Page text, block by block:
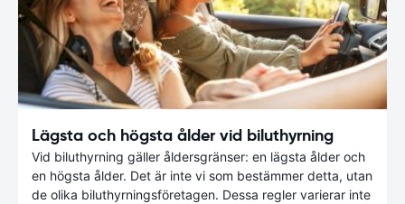
Lägsta och högsta ålder vid biluthyrning
Vid biluthyrning gäller åldersgränser: en lägsta ålder och
en högsta ålder. Det är inte vi som bestämmer detta, utan
de olika biluthyrningsföretagen. Dessa regler varierar inte